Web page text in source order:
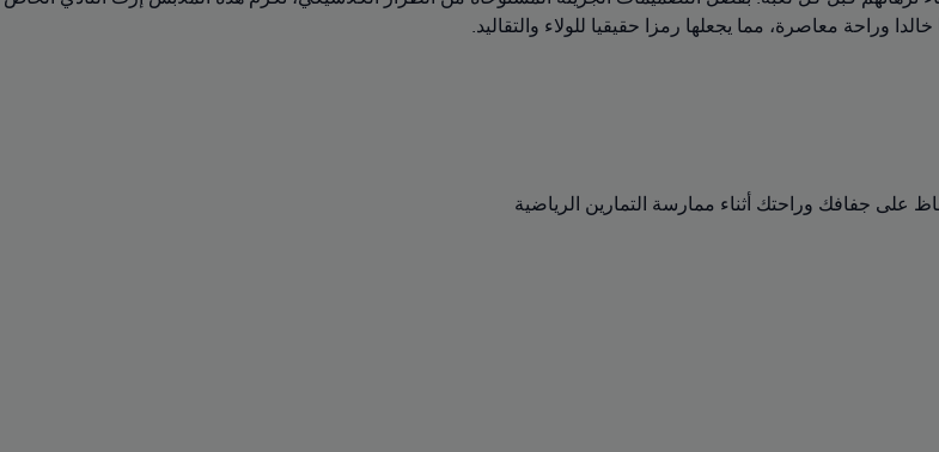
وراحة معاصرة، مما يجعلها رمزا حقيقيا للولاء والتقاليد.